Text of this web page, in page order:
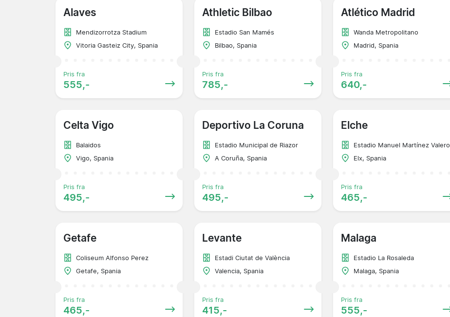
Alaves
Mendizorrotza Stadium
Vitoria Gasteiz City, Spania
Pris fra
555,-
Athletic Bilbao
Estadio San Mamés
Bilbao, Spania
Pris fra
785,-
Atlético Madrid
Wanda Metropolitano
Madrid, Spania
Pris fra
640,-
Celta Vigo
Balaidos
Vigo, Spania
Pris fra
495,-
Deportivo La Coruna
Estadio Municipal de Riazor
A Coruña, Spania
Pris fra
495,-
Elche
Estadio Manuel Martínez Valero
Elx, Spania
Pris fra
465,-
Getafe
Coliseum Alfonso Perez
Getafe, Spania
Pris fra
465,-
Levante
Estadi Ciutat de València
Valencia, Spania
Pris fra
415,-
Malaga
Estadio La Rosaleda
Malaga, Spania
Pris fra
555,-